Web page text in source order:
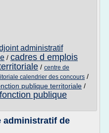
administratif
/ cadres d emplois
/ centre de
calendrier des concours /
publique territoriale /
publique
administratif de